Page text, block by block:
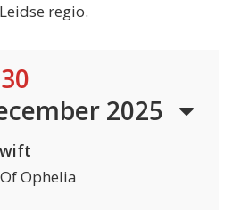
regio.
2025
Ophelia